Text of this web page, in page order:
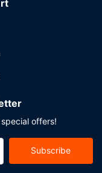
offers!
Subscribe